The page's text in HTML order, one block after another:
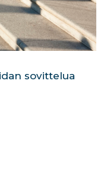
sovittelua